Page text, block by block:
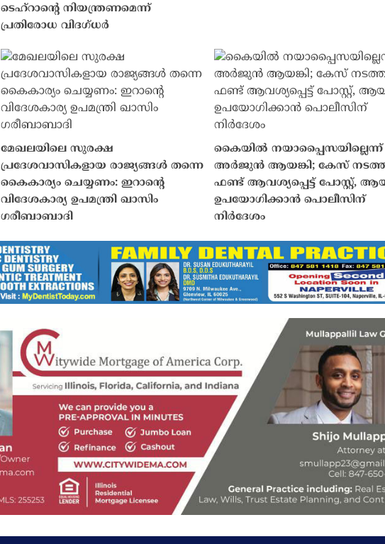
ടെഹ്റാന്റെ നിയന്ത്രണമെന്ന്
പ്രതിരോധ വിദഗ്ധർ
മേഖലയിലെ സുരക്ഷ
പ്രദേശവാസികളായ രാജ്യങ്ങൾ തന്നെ
കൈകാര്യം ചെയ്യണം: ഇറാന്റെ
വിദേശകാര്യ ഉപമന്ത്രി ഖാസിം
ഗരീബാബാദി
കൈയിൽ നയാപ്പൈസയില്ലെന്ന്
അർജുൻ ആയങ്കി; കേസ്
ഫണ്ട് ആവശ്യപ്പെട്ട് പോസ്റ്റ്,
ഉപയോഗിക്കാൻ പൊലീസിന്
നിർദേശം